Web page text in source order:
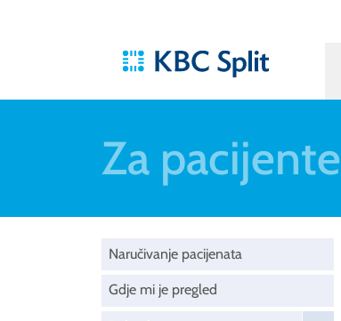
Za pacijente
Naručivanje pacijenata
Gdje mi je pregled